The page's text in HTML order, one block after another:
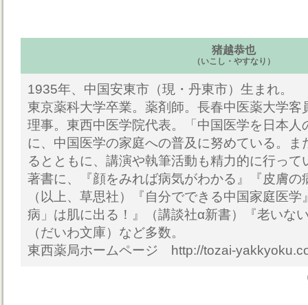
猪越恭也
（いこし・やすなり）
1935年、中国安東市（現・丹東市）生まれ。
東京薬科大学卒業。薬剤師。長春中医薬大学客
理事。東西中医学院代表。「中国医学を日本人
に、中国医学の家庭への普及に努めている。ま
るとともに、講演や執筆活動も精力的に行って
著書に、『顔をみれば病気がわかる』『皮膚の
（以上、草思社）『自分でできる中国家庭医
病」は肌に出る！』（講談社α新書）『老いな
（だいわ文庫）など多数。
東西薬局ホームページ http://tozai-